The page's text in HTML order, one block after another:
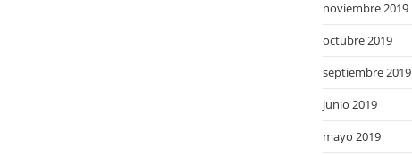
noviembre 2019
octubre 2019
septiembre 2019
junio 2019
mayo 2019